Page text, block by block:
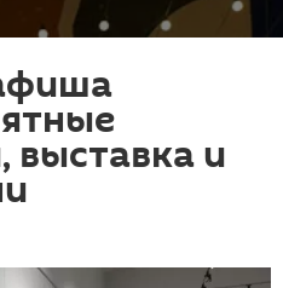
выставка и